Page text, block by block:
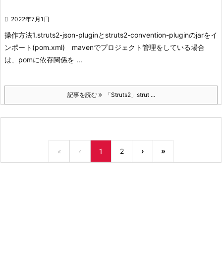
 2022年7月1日
操作方法1.struts2-json-pluginとstruts2-convention-pluginのjarをイ
ンポート(pom.xml) mavenでプロジェクト管理をしている場合
は、pomに依存関係を ...
記事を読む 「Struts2」strut ...
« ‹ 1 2 › »